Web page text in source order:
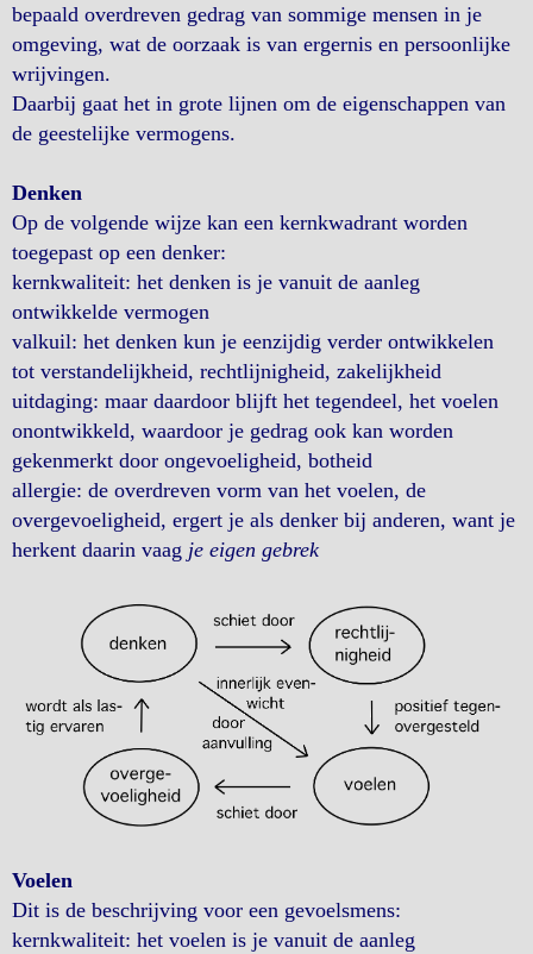
bepaald overdreven gedrag van sommige mensen in je
omgeving, wat de oorzaak is van ergernis en persoonlijke
wrijvingen.
Daarbij gaat het in grote lijnen om de eigenschappen van
de geestelijke vermogens.
Denken
Op de volgende wijze kan een kernkwadrant worden
toegepast op een denker:
kernkwaliteit: het denken is je vanuit de aanleg
ontwikkelde vermogen
valkuil: het denken kun je eenzijdig verder ontwikkelen
tot verstandelijkheid, rechtlijnigheid, zakelijkheid
uitdaging: maar daardoor blijft het tegendeel, het voelen
onontwikkeld, waardoor je gedrag ook kan worden
gekenmerkt door ongevoeligheid, botheid
allergie: de overdreven vorm van het voelen, de
overgevoeligheid, ergert je als denker bij anderen, want je
herkent daarin vaag je eigen gebrek
Voelen
Dit is de beschrijving voor een gevoelsmens:
kernkwaliteit: het voelen is je vanuit de aanleg